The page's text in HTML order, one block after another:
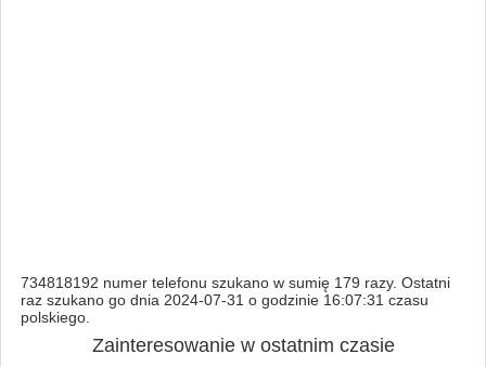
734818192 numer telefonu szukano w sumię 179 razy. Ostatni
raz szukano go dnia 2024-07-31 o godzinie 16:07:31 czasu
polskiego.
Zainteresowanie w ostatnim czasie